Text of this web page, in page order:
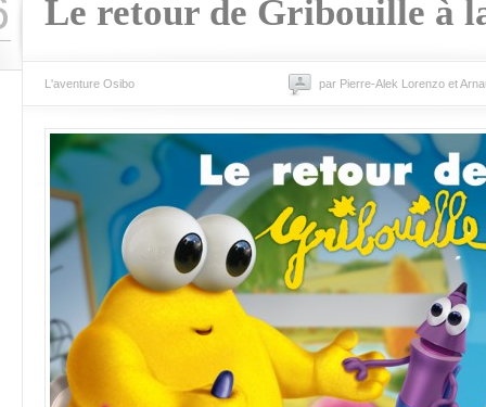
Le retour de Gribouille à
L'aventure Osibo par Pierre-Alek Lorenzo et